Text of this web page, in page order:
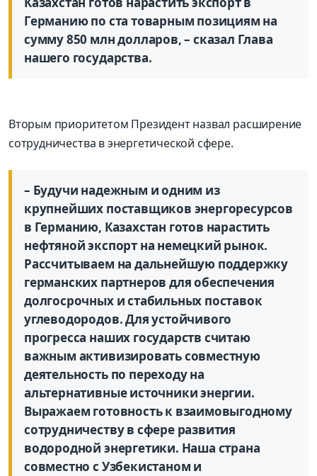
Германию по ста товарным позициям на
сумму 850 млн долларов, – сказал Глава
нашего государства.
Вторым приоритетом Президент назвал расширение
сотрудничества в энергетической сфере.
– Будучи надежным и одним из
крупнейших поставщиков энергоресурсов
в Германию, Казахстан готов нарастить
нефтяной экспорт на немецкий рынок.
Рассчитываем на дальнейшую поддержку
германских партнеров для обеспечения
долгосрочных и стабильных поставок
углеводородов. Для устойчивого
прогресса наших государств считаю
важным активизировать совместную
деятельность по переходу на
альтернативные источники энергии.
Выражаем готовность к взаимовыгодному
сотрудничеству в сфере развития
водородной энергетики. Наша страна
совместно с Узбекистаном и